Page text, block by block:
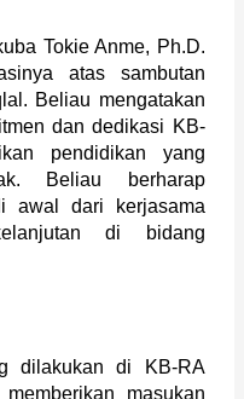
Tokie Anme, Ph.D.
atas sambutan
Beliau mengatakan
dan dedikasi KB-
pendidikan yang
Beliau berharap
awal dari kerjasama
di bidang
dilakukan di KB-RA
masukan